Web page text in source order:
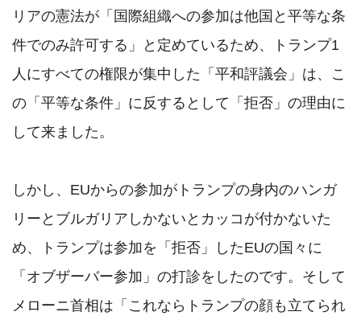
リアの憲法が「国際組織への参加は他国と平等な条
件でのみ許可する」と定めているため、トランプ1
人にすべての権限が集中した「平和評議会」は、こ
の「平等な条件」に反するとして「拒否」の理由に
して来ました。
しかし、EUからの参加がトランプの身内のハンガ
リーとブルガリアしかないとカッコが付かないた
め、トランプは参加を「拒否」したEUの国々に
「オブザーバー参加」の打診をしたのです。そして
メローニ首相は「これならトランプの顔も立てられ